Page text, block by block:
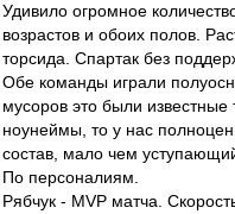
Удивило огромное
возрастов и обоих полов.
торсида. Спартак без
Обе команды играли
мусоров это были известные
ноунеймы, то у нас
состав, мало чем
По персоналиям.
Рябчук - MVP матча.